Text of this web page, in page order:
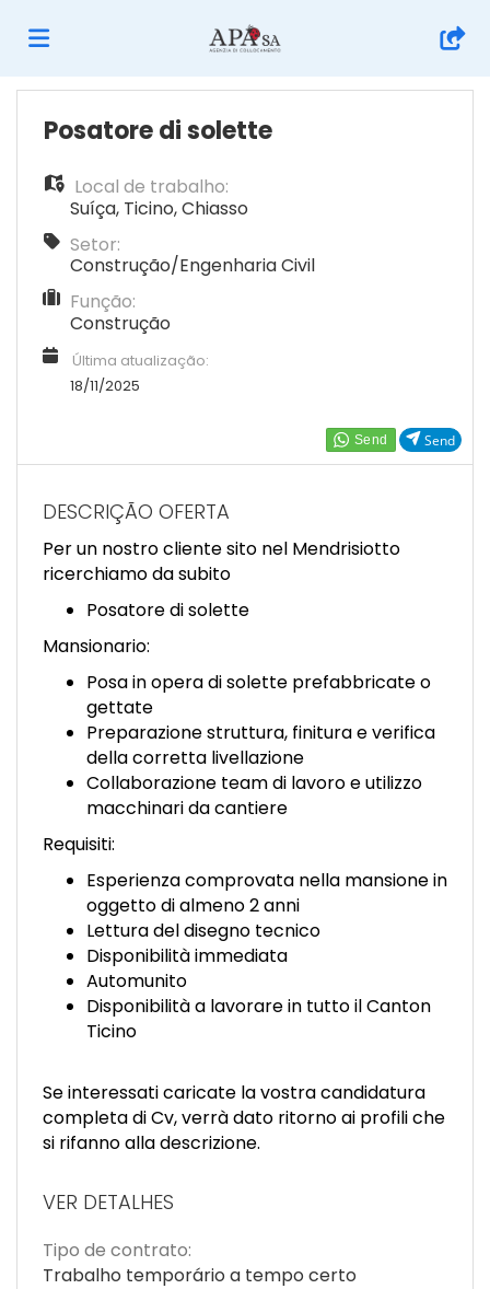
Página
inicial
Ofertas
de
emprego
Regista-
FR
IT
DE
ES
PT
Send
Posatore di solette
Local de trabalho:
Suíça, Ticino,Chiasso
Setor:
Construção/Engenharia Civil
Função:
Construção
Última atualização:
18/11/2025
DESCRIÇÃO OFERTA
Per un nostro cliente sito nel Mendrisiotto
ricerchiamo da subito
Posatore di solette
Mansionario:
Posa in opera di solette prefabbricate o
gettate
Preparazione struttura, finitura e verifica
della corretta livellazione
Collaborazione team di lavoro e utilizzo
macchinari da cantiere
Requisiti:
Esperienza comprovata nella mansione in
oggetto di almeno 2 anni
Lettura del disegno tecnico
Disponibilità immediata
Automunito
Disponibilità a lavorare in tutto il Canton
Ticino
Se interessati caricate la vostra candidatura
completa di Cv, verrà dato ritorno ai profili che
si rifanno alla descrizione.
VER DETALHES
Tipo de contrato:
Trabalho temporário a tempo certo